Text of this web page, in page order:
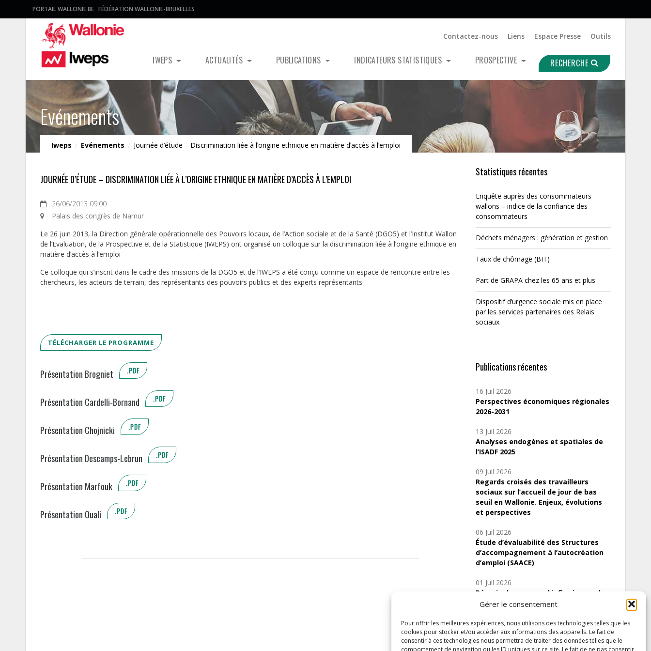
Gérer le consentement
Pour offrir les meilleures expériences, nous utilisons des technologies telles que les
cookies pour stocker et/ou accéder aux informations des appareils. Le fait de
consentir à ces technologies nous permettra de traiter des données telles que le
comportement de navigation ou les ID uniques sur ce site. Le fait de ne pas consentir
PORTAIL WALLONIE.BE FÉDÉRATION WALLONIE-BRUXELLES
Contactez-nous Liens Espace Presse Outils
IWEPS ACTUALITÉS PUBLICATIONS INDICATEURS STATISTIQUES PROSPECTIVE RECHERCHE
Evénements
Iweps / Evénements / Journée d’étude – Discrimination liée à l’origine ethnique en matière d’accès à l’emploi
JOURNÉE D’ÉTUDE – DISCRIMINATION LIÉE À L’ORIGINE ETHNIQUE EN MATIÈRE D’ACCÈS À L’EMPLOI
26/06/2013 09:00
Palais des congrès de Namur
Le 26 juin 2013, la Direction générale opérationnelle des Pouvoirs locaux, de l’Action sociale et de la Santé (DGO5) et l’Institut Wallon
de l’Evaluation, de la Prospective et de la Statistique (IWEPS) ont organisé un colloque sur la discrimination liée à l’origine ethnique en
matière d’accès à l’emploi
Ce colloque qui s’inscrit dans le cadre des missions de la DGO5 et de l’IWEPS a été conçu comme un espace de rencontre entre les
chercheurs, les acteurs de terrain, des représentants des pouvoirs publics et des experts représentants.
TÉLÉCHARGER LE PROGRAMME
Présentation Brogniet .PDF
Présentation Cardelli-Bornand .PDF
Présentation Chojnicki .PDF
Présentation Descamps-Lebrun .PDF
Présentation Marfouk .PDF
Présentation Ouali .PDF
Statistiques récentes
Enquête auprès des consommateurs
wallons – indice de la confiance des
consommateurs
Déchets ménagers : génération et gestion
Taux de chômage (BIT)
Part de GRAPA chez les 65 ans et plus
Dispositif d’urgence sociale mis en place
par les services partenaires des Relais
sociaux
Publications récentes
16 Juil 2026
Perspectives économiques régionales
2026-2031
13 Juil 2026
Analyses endogènes et spatiales de
l’ISADF 2025
09 Juil 2026
Regards croisés des travailleurs
sociaux sur l’accueil de jour de bas
seuil en Wallonie. Enjeux, évolutions
et perspectives
06 Juil 2026
Étude d’évaluabilité des Structures
d’accompagnement à l’autocréation
d’emploi (SAACE)
01 Juil 2026
Pénurie du personnel infirmier :quels
indicateurs d’offre de soins pour